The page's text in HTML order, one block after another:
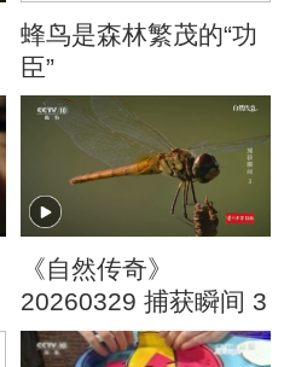
蜂鸟是森林繁茂的“功
臣”
《自然传奇》
20260329 捕获瞬间 3